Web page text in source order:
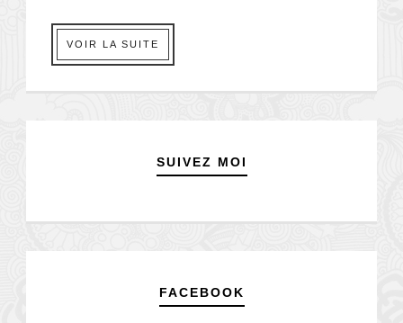
VOIR LA SUITE
SUIVEZ MOI
FACEBOOK